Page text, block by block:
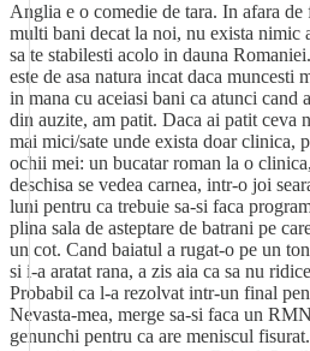
Anglia e o comedie de tara. In afara
multi bani decat la noi, nu exista nimic
sa te stabilesti acolo in dauna
este de asa natura incat daca muncesti
in mana cu aceiasi bani ca atunci cand
din auzite, am patit. Daca ai patit ceva
mai mici/sate unde exista doar clinica,
ochii mei: un bucatar roman la o
deschisa se vedea carnea, intr-o joi
luni pentru ca trebuie sa-si faca
plina sala de asteptare de batrani pe
un cot. Cand baiatul a rugat-o pe un
si i-a aratat rana, a zis aia ca sa nu
Probabil ca l-a rezolvat intr-un final
Nevasta-mea, merge sa-si faca un
genunchi pentru ca are meniscul